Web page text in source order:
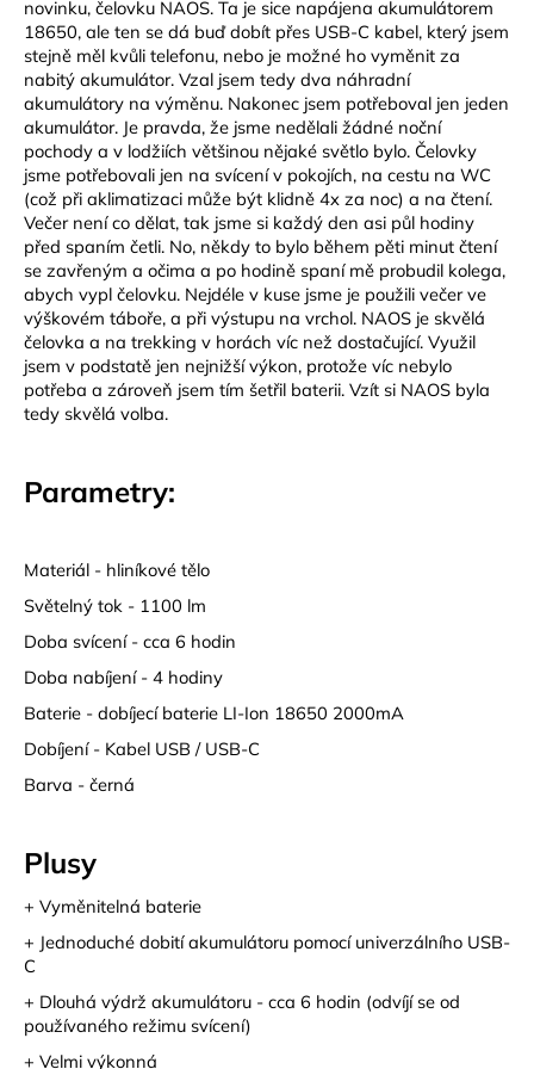
novinku, čelovku NAOS. Ta je sice napájena akumulátorem
18650, ale ten se dá buď dobít přes USB-C kabel, který jsem
stejně měl kvůli telefonu, nebo je možné ho vyměnit za
nabitý akumulátor. Vzal jsem tedy dva náhradní
akumulátory na výměnu. Nakonec jsem potřeboval jen jeden
akumulátor. Je pravda, že jsme nedělali žádné noční
pochody a v lodžiích většinou nějaké světlo bylo. Čelovky
jsme potřebovali jen na svícení v pokojích, na cestu na WC
(což při aklimatizaci může být klidně 4x za noc) a na čtení.
Večer není co dělat, tak jsme si každý den asi půl hodiny
před spaním četli. No, někdy to bylo během pěti minut čtení
se zavřeným a očima a po hodině spaní mě probudil kolega,
abych vypl čelovku. Nejdéle v kuse jsme je použili večer ve
výškovém táboře, a při výstupu na vrchol. NAOS je skvělá
čelovka a na trekking v horách víc než dostačující. Využil
jsem v podstatě jen nejnižší výkon, protože víc nebylo
potřeba a zároveň jsem tím šetřil baterii. Vzít si NAOS byla
tedy skvělá volba.
Parametry:
Materiál - hliníkové tělo
Světelný tok - 1100 lm
Doba svícení - cca 6 hodin
Doba nabíjení - 4 hodiny
Baterie - dobíjecí baterie LI-Ion 18650 2000mA
Dobíjení - Kabel USB / USB-C
Barva - černá
Plusy
+ Vyměnitelná baterie
+ Jednoduché dobití akumulátoru pomocí univerzálního USB-
C
+ Dlouhá výdrž akumulátoru - cca 6 hodin (odvíjí se od
používaného režimu svícení)
+ Velmi výkonná